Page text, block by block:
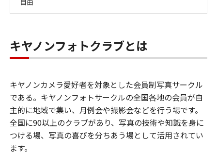
キヤノンフォトクラブとは
キヤノンカメラ愛好者を対象とした会員制写真サークル
である。キヤノンフォトサークルの全国各地の会員が自
主的に地域で集い、月例会や撮影会などを行う場です。
全国に90以上のクラブがあり、写真の技術や知識を身に
つける場、写真の喜びを分ちあう場として活用されてい
ます。